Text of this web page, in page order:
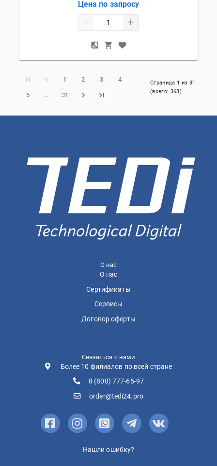
Цена по запросу
1 2 3 4
5 … 31
Страница 1 из 31
(всего: 363)
О нас
О нас
Сертификаты
Сервисы
Договор оферты
Связаться с нами
Более 10 филиалов по всей стране
8 (800) 777-65-97
order@tedi24.pro
Нашли ошибку?